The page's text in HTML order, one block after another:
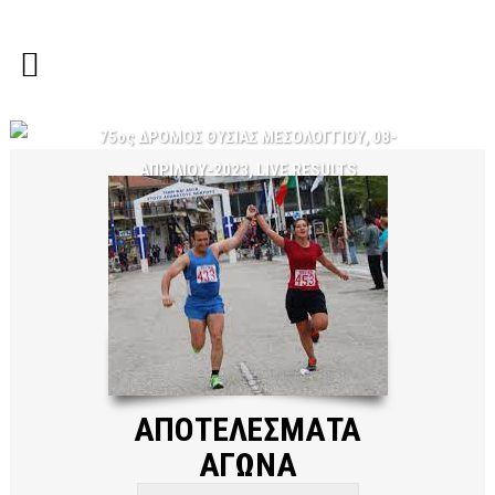
75ος ΔΡΟΜΟΣ ΘΥΣΙΑΣ ΜΕΣΟΛΟΓΓΙΟΥ, 08-
ΑΠΡΙΛΙΟΥ-2023, LIVE RESULTS
ΑΠΟΤΕΛΕΣΜΑΤΑ
ΑΓΩΝA